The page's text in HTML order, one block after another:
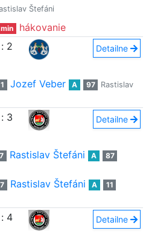
Štefáni
hákovanie
: 2 Detailne
Jozef Veber A 97
Rastislav
: 3 Detailne
Rastislav Štefáni A
87
Rastislav Štefáni A
11
: 4 Detailne